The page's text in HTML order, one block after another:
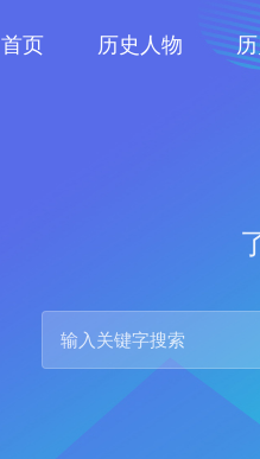
首页 历史人物